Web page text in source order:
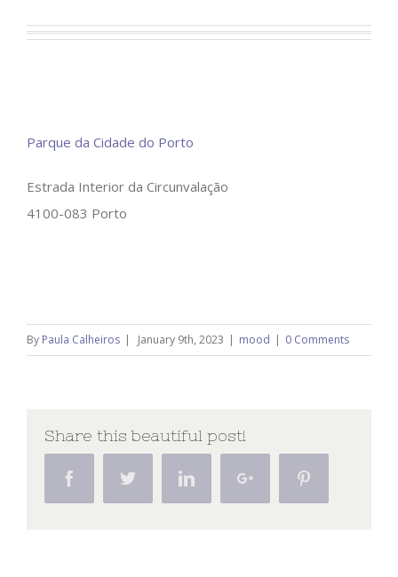
Parque da Cidade do Porto
Estrada Interior da Circunvalação
4100-083 Porto
By Paula Calheiros | January 9th, 2023 | mood | 0 Comments
Share this beautiful post!
Facebook Twitter LinkedinGoogle+